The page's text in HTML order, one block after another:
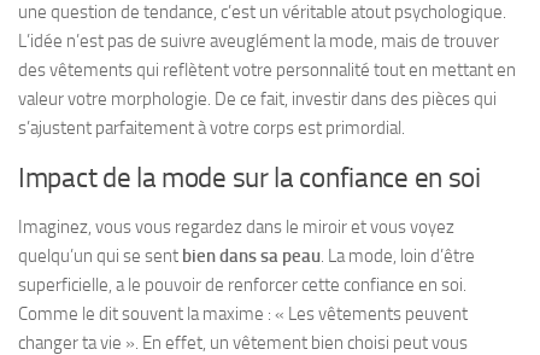
une question de tendance, c’est un véritable atout psychologique.
L’idée n’est pas de suivre aveuglément la mode, mais de trouver
des vêtements qui reflètent votre personnalité tout en mettant en
valeur votre morphologie. De ce fait, investir dans des pièces qui
s’ajustent parfaitement à votre corps est primordial.
Impact de la mode sur la confiance en soi
Imaginez, vous vous regardez dans le miroir et vous voyez
quelqu’un qui se sent bien dans sa peau. La mode, loin d’être
superficielle, a le pouvoir de renforcer cette confiance en soi.
Comme le dit souvent la maxime : « Les vêtements peuvent
changer ta vie ». En effet, un vêtement bien choisi peut vous